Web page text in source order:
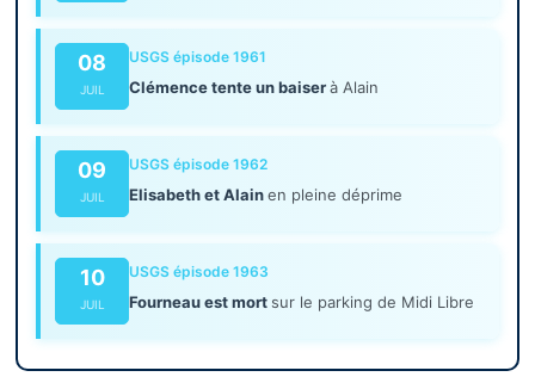
08
JUIL
USGS épisode 1961
Clémence tente un baiserà Alain
09
JUIL
USGS épisode 1962
Elisabeth et Alainen pleine déprime
10
JUIL
USGS épisode 1963
Fourneau est mortsur le parking de Midi Libre